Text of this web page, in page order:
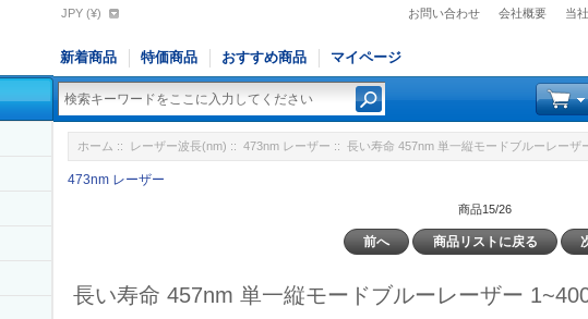
お問い合わせ 会社概要 当
JPY (¥)
新着商品 特価商品 おすすめ商品 マイページ
ホーム :: レーザー波長(nm) ::473nm レーザー :: 長い寿命 457nm 単一縦モードブルーレーザ
473nm レーザー
商品15/26
前へ 商品リストに戻る
長い寿命 457nm 単一縦モードブルーレーザー